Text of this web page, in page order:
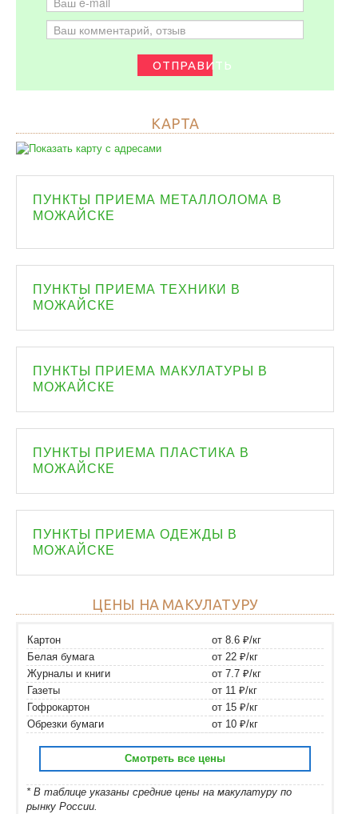
ОТПРАВИТЬ
КАРТА
ПУНКТЫ ПРИЕМА МЕТАЛЛОЛОМА В
МОЖАЙСКЕ
ПУНКТЫ ПРИЕМА ТЕХНИКИ В
МОЖАЙСКЕ
ПУНКТЫ ПРИЕМА МАКУЛАТУРЫ В
МОЖАЙСКЕ
ПУНКТЫ ПРИЕМА ПЛАСТИКА В
МОЖАЙСКЕ
ПУНКТЫ ПРИЕМА ОДЕЖДЫ В
МОЖАЙСКЕ
ЦЕНЫ НА МАКУЛАТУРУ
Картон
от 8.6 ₽/кг
Белая бумага
от 22 ₽/кг
Журналы и книги
от 7.7 ₽/кг
Газеты
от 11 ₽/кг
Гофрокартон
от 15 ₽/кг
Обрезки бумаги
от 10 ₽/кг
Смотреть все цены
* В таблице указаны средние цены на макулатуру по
рынку России.